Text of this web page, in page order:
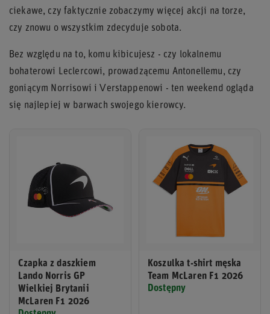
ciekawe, czy faktycznie zobaczymy więcej akcji na torze,
czy znowu o wszystkim zdecyduje sobota.
Bez względu na to, komu kibicujesz - czy lokalnemu
bohaterowi Leclercowi, prowadzącemu Antonellemu, czy
goniącym Norrisowi i Verstappenowi - ten weekend ogląda
się najlepiej w barwach swojego kierowcy.
Czapka z daszkiem
Lando Norris GP
Wielkiej Brytanii
McLaren F1 2026
Koszulka t-shirt męska
Team McLaren F1 2026
Dostępny